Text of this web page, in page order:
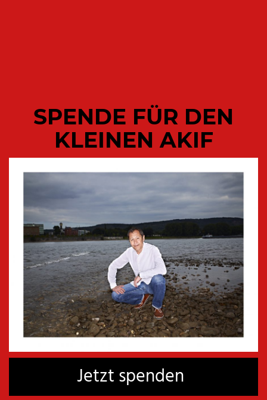
VERÖFFENTLICHUNGEN
COMPACT-Pirincci | Magazin für
echte Männer und wahre Frauen
ARCHIV
SPENDE FÜR DEN
KLEINEN AKIF
Jetzt spenden